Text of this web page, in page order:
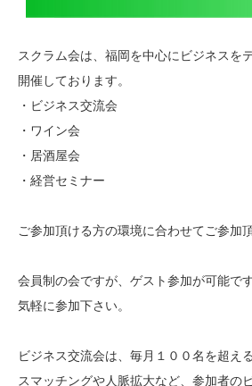
スクラム会は、福岡を中心にビジネスを
開催しております。
・ビジネス交流会
・ワイン会
・居酒屋会
・経営セミナー
ご参加頂ける方の環境に合わせてご参加
会員制の会ですが、ゲスト参加が可能で
気軽に参加下さい。
ビジネス交流会は、毎月１００名を超え
スマッチングや人脈拡大など、参加者の